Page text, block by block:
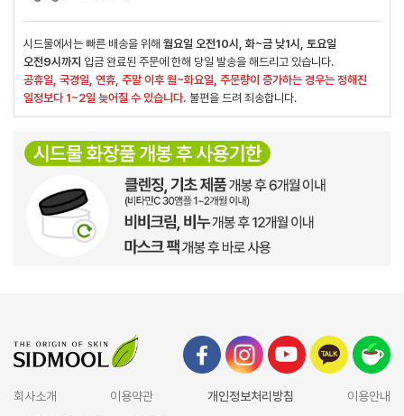
시드물에서는 빠른 배송을 위해 월요일 오전10시, 화~금 낮1시, 토요일
오전9시까지 입금 완료된 주문에 한해 당일 발송을 해드리고 있습니다.
공휴일, 국경일, 연휴, 주말 이후 월~화요일, 주문량이 증가하는 경우는 정해진
일정보다 1~2일 늦어질 수 있습니다. 불편을 드려 죄송합니다.
회사소개 이용약관 개인정보처리방침
이용안내